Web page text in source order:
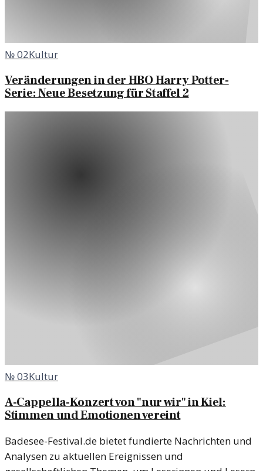
№02Kultur
Veränderungen in der HBO Harry Potter-
Serie: Neue Besetzung für Staffel 2
№03Kultur
A-Cappella-Konzert von "nur wir" in Kiel:
Stimmen und Emotionen vereint
Badesee-Festival.de bietet fundierte Nachrichten und
Analysen zu aktuellen Ereignissen und